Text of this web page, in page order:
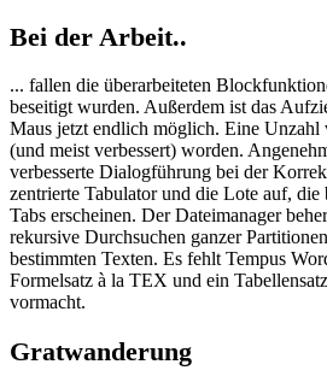
Bei der Arbeit..
... fallen die überarbeiteten
beseitigt wurden. Außerdem ist das
Maus jetzt endlich möglich. Eine Unzahl
(und meist verbessert) worden.
verbesserte Dialogführung bei der
zentrierte Tabulator und die Lote auf, die
Tabs erscheinen. Der Dateimanager
rekursive Durchsuchen ganzer
bestimmten Texten. Es fehlt Tempus
Formelsatz à la TEX und ein
vormacht.
Gratwanderung